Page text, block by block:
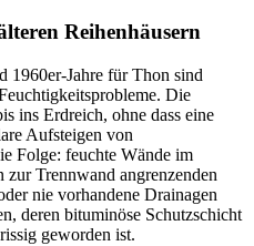
Reihenhäusern
1960er-Jahre für Thon sind
Die
ins Erdreich, ohne dass eine
Aufsteigen von
Folge: feuchte Wände im
zur Trennwand angrenzenden
nie vorhandene Drainagen
deren bituminöse Schutzschicht
geworden ist.